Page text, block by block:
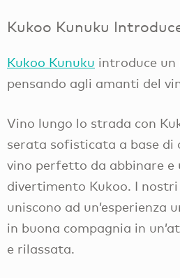
Kukoo Kunuku
Kukoo Kunuku introduce un
pensando agli amanti del
Vino lungo lo strada con
serata sofisticata a base di
vino perfetto da abbinare e
divertimento Kukoo. I
uniscono ad un’esperienza
in buona compagnia in
e rilassata.